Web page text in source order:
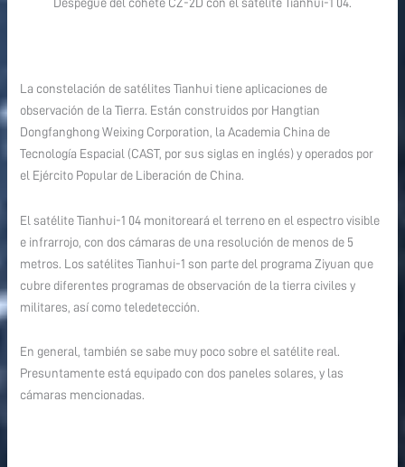
La constelación de satélites Tianhui tiene aplicaciones de
observación de la Tierra. Están construidos por Hangtian
Dongfanghong Weixing Corporation, la Academia China de
Tecnología Espacial (CAST, por sus siglas en inglés) y operados por
el Ejército Popular de Liberación de China.
El satélite Tianhui-1 04 monitoreará el terreno en el espectro visible
e infrarrojo, con dos cámaras de una resolución de menos de 5
metros. Los satélites Tianhui-1 son parte del programa Ziyuan que
cubre diferentes programas de observación de la tierra civiles y
militares, así como teledetección.
En general, también se sabe muy poco sobre el satélite real.
Presuntamente está equipado con dos paneles solares, y las
cámaras mencionadas.